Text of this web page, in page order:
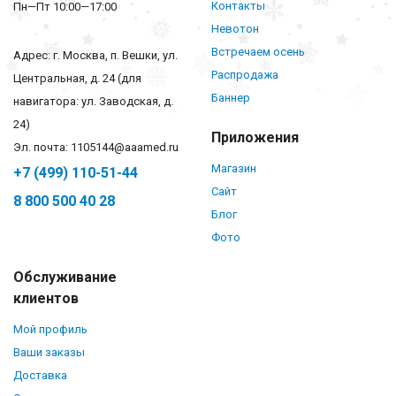
Пн—Пт 10:00—17:00
Адрес: г. Москва, п. Вешки, ул.
Центральная, д. 24 (для
навигатора: ул. Заводская, д.
24)
Эл. почта: 1105144@aaamed.ru
+7 (499) 110-51-44
8 800 500 40 28
Контакты
Невотон
Встречаем осень
Распродажа
Баннер
Приложения
Магазин
Сайт
Блог
Фото
Обслуживание
клиентов
Мой профиль
Ваши заказы
Доставка